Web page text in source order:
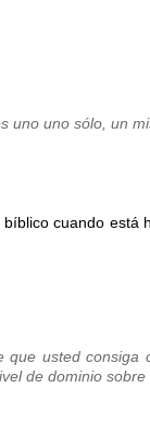
uno uno sólo un
bíblicocuando está
que usted consiga
de dominio